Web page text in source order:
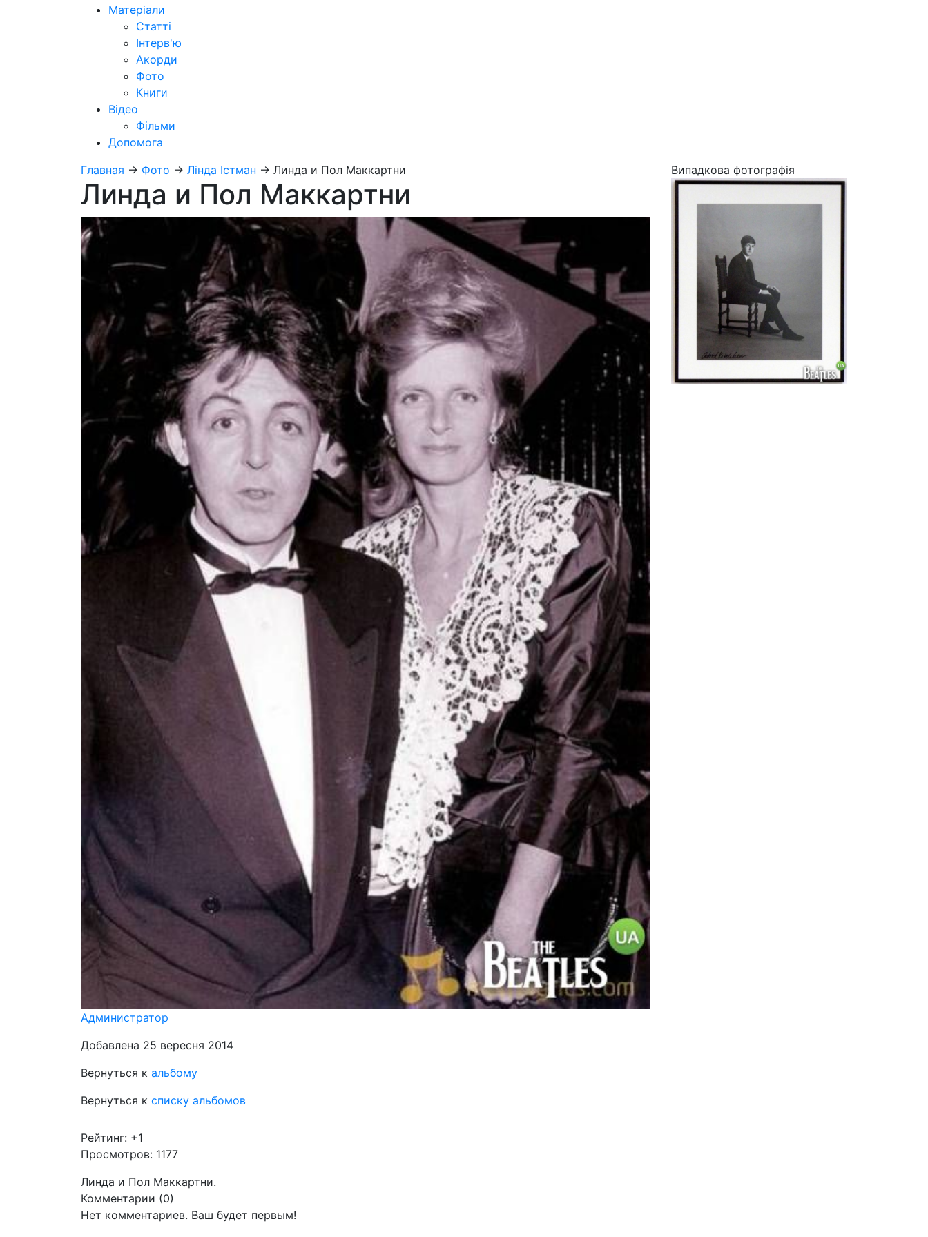
Матеріали
Статті
Інтерв'ю
Акорди
Фото
Книги
Відео
Фільми
Допомога
Главная → Фото → Лінда Істман → Линда и Пол Маккартни
Линда и Пол Маккартни
Администратор
Добавлена 25 вересня 2014
Вернуться к альбому
Вернуться к списку альбомов
Рейтинг: +1
Просмотров: 1177
Линда и Пол Маккартни.
Комментарии (0)
Нет комментариев. Ваш будет первым!
Випадкова фотографія